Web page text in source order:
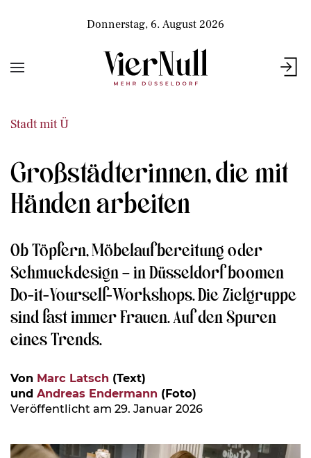
Donnerstag, 6. August 2026
Stadt mit Ü
Großstädterinnen, die mit
Händen arbeiten
Ob Töpfern, Möbelaufbereitung oder
Schmuckdesign – in Düsseldorf boomen
Do-it-Yourself-Workshops. Die Zielgruppe
sind fast immer Frauen. Auf den Spuren
eines Trends.
Von Marc Latsch (Text)
und Andreas Endermann (Foto)
Veröffentlicht am 29. Januar 2026